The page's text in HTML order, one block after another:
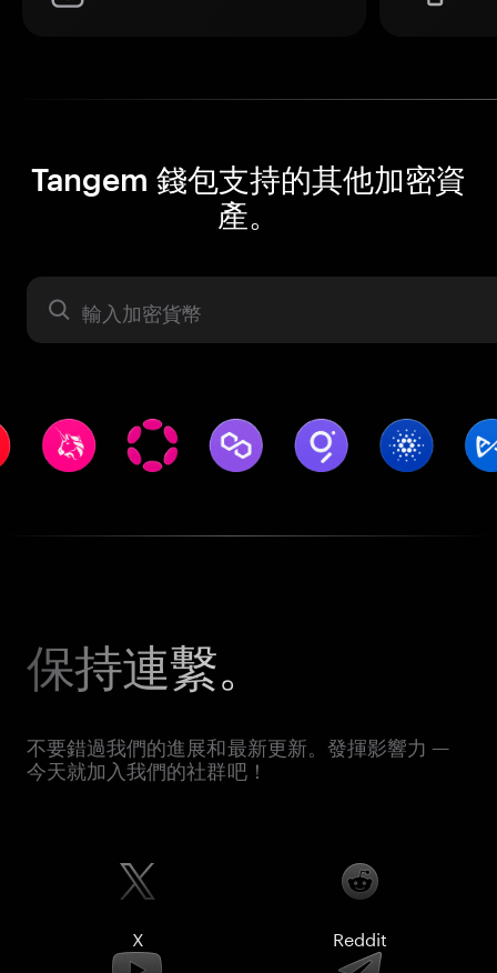
Tangem 錢包支持的其他加密資
產。
資產
保持連繫。
不要錯過我們的進展和最新更新。發揮影響力 —
今天就加入我們的社群吧！
X Reddit